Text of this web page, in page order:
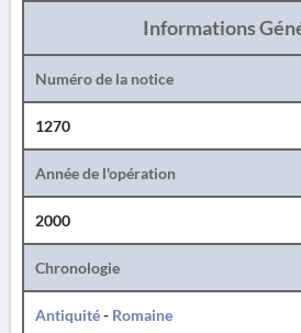
Informations
Numéro de la notice
1270
Année de l'opération
2000
Chronologie
Antiquité- Romaine